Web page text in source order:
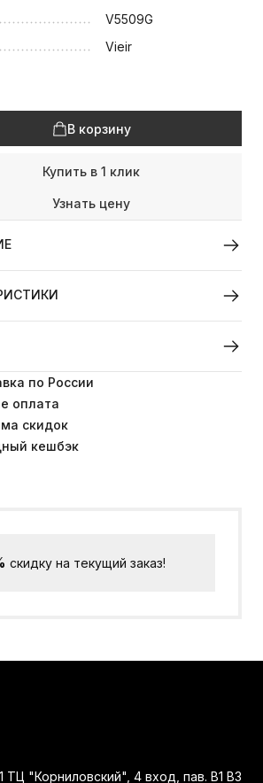
V5509G
Vieir
В корзину
Купить в 1 клик
Узнать цену
по России
оплата
скидок
кешбэк
скидку на текущий заказ!
"Корниловский", 4 вход, пав. В1 В3